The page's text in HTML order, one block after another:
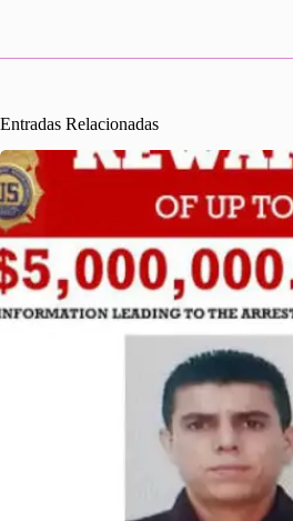
Entradas Relacionadas